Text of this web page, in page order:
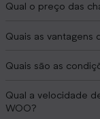
Qual o preço das
Quais as vantagens
Quais são as
Qual a velocidade
WOO?